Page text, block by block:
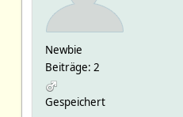
Newbie
Beiträge: 2
Gespeichert